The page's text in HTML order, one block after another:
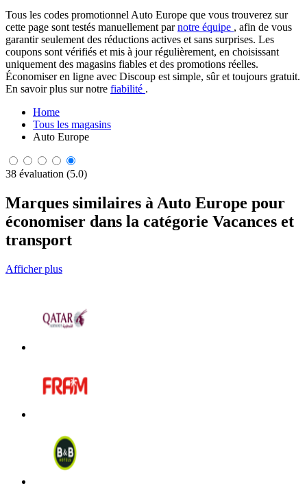
Tous les codes promotionnel Auto Europe que vous trouverez sur
cette page sont testés manuellement parnotre équipe , afin de vous
garantir seulement des réductions actives et sans surprises. Les
coupons sont vérifiés et mis à jour régulièrement, en choisissant
uniquement des magasins fiables et des promotions réelles.
Économiser en ligne avec Discoup est simple, sûr et toujours gratuit.
En savoir plus sur notre fiabilité .
Home
Tous les magasins
Auto Europe
38 évaluation (5.0)
Marques similaires à Auto Europe pour
économiser dans la catégorie Vacances et
transport
Afficher plus